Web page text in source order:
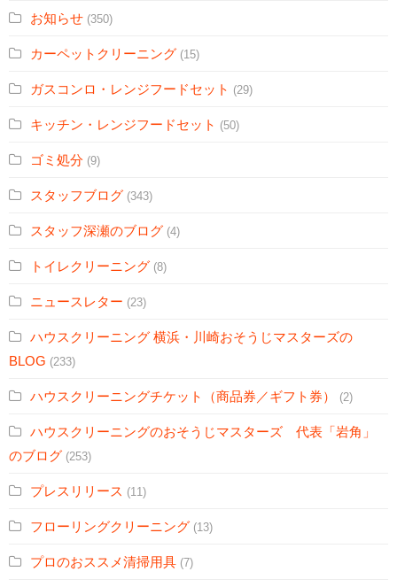
お知らせ (350)
カーペットクリーニング (15)
ガスコンロ・レンジフードセット (29)
キッチン・レンジフードセット (50)
ゴミ処分 (9)
スタッフブログ (343)
スタッフ深瀬のブログ (4)
トイレクリーニング (8)
ニュースレター (23)
ハウスクリーニング 横浜・川崎おそうじマスターズの
BLOG (233)
ハウスクリーニングチケット（商品券／ギフト券） (2)
ハウスクリーニングのおそうじマスターズ 代表「岩角」
のブログ (253)
プレスリリース (11)
フローリングクリーニング (13)
プロのおススメ清掃用具 (7)